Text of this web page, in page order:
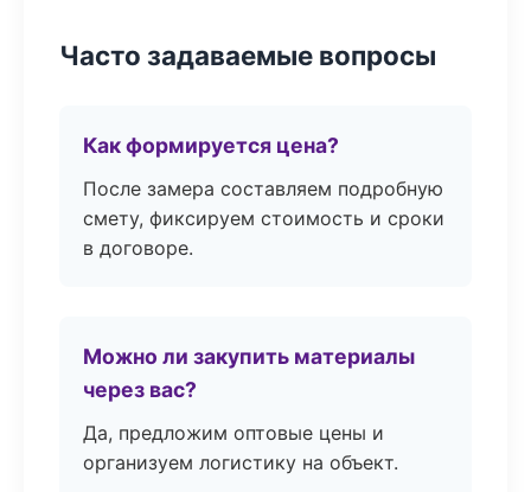
Часто задаваемые вопросы
Как формируется цена?
После замера составляем подробную
смету, фиксируем стоимость и сроки
в договоре.
Можно ли закупить материалы
через вас?
Да, предложим оптовые цены и
организуем логистику на объект.